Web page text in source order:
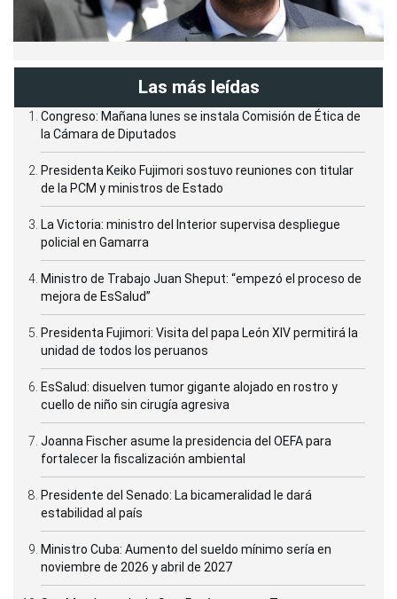
Las más leídas
Congreso: Mañana lunes se instala Comisión de Ética de
la Cámara de Diputados
Presidenta Keiko Fujimori sostuvo reuniones con titular
de la PCM y ministros de Estado
La Victoria: ministro del Interior supervisa despliegue
policial en Gamarra
Ministro de Trabajo Juan Sheput: “empezó el proceso de
mejora de EsSalud”
Presidenta Fujimori: Visita del papa León XIV permitirá la
unidad de todos los peruanos
EsSalud: disuelven tumor gigante alojado en rostro y
cuello de niño sin cirugía agresiva
Joanna Fischer asume la presidencia del OEFA para
fortalecer la fiscalización ambiental
Presidente del Senado: La bicameralidad le dará
estabilidad al país
Ministro Cuba: Aumento del sueldo mínimo sería en
noviembre de 2026 y abril de 2027